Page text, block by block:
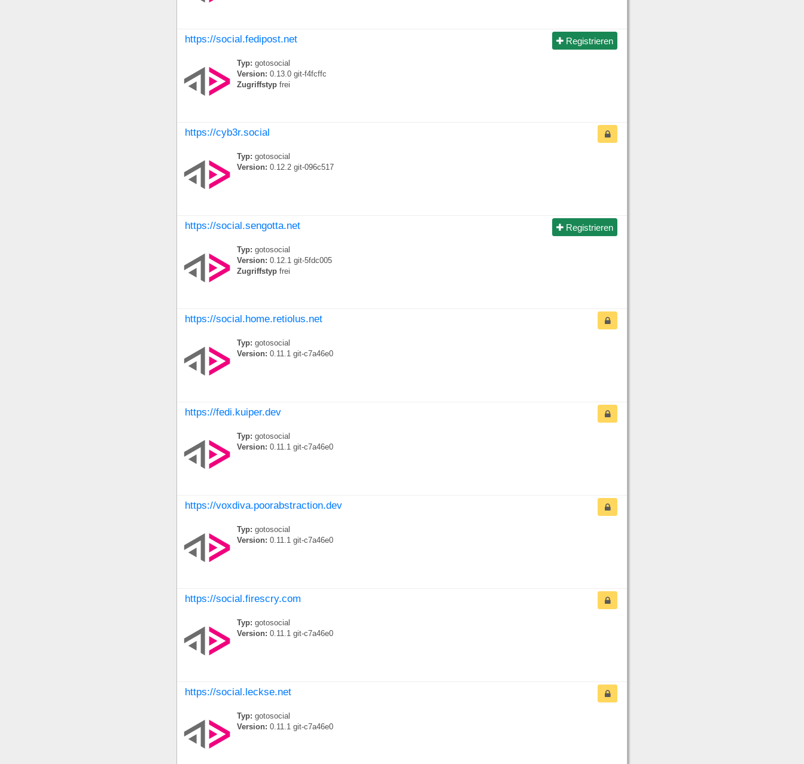
Registrieren
https://social.fedipost.net
Typ: gotosocial
Version: 0.13.0 git-f4fcffc
Zugriffstyp frei
https://cyb3r.social
Typ: gotosocial
Version: 0.12.2 git-096c517
Registrieren
https://social.sengotta.net
Typ: gotosocial
Version: 0.12.1 git-5fdc005
Zugriffstyp frei
https://social.home.retiolus.net
Typ: gotosocial
Version: 0.11.1 git-c7a46e0
https://fedi.kuiper.dev
Typ: gotosocial
Version: 0.11.1 git-c7a46e0
https://voxdiva.poorabstraction.dev
Typ: gotosocial
Version: 0.11.1 git-c7a46e0
https://social.firescry.com
Typ: gotosocial
Version: 0.11.1 git-c7a46e0
https://social.leckse.net
Typ: gotosocial
Version: 0.11.1 git-c7a46e0